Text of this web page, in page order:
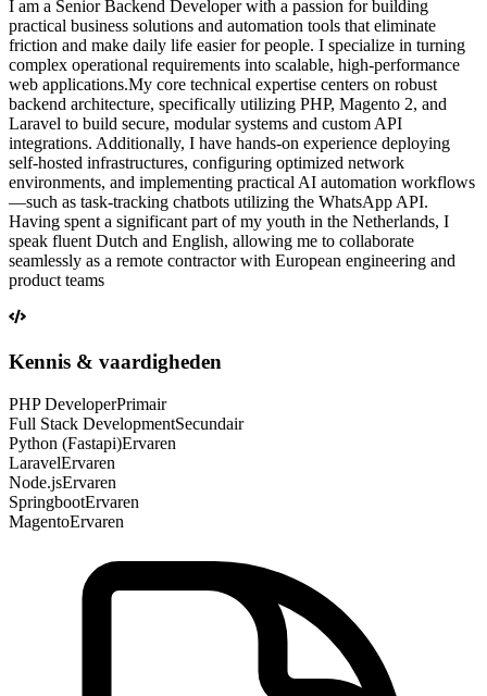
I am a Senior Backend Developer with a passion for building
practical business solutions and automation tools that eliminate
friction and make daily life easier for people. I specialize in turning
complex operational requirements into scalable, high-performance
web applications. ​My core technical expertise centers on robust
backend architecture, specifically utilizing PHP, Magento 2, and
Laravel to build secure, modular systems and custom API
integrations. Additionally, I have hands-on experience deploying
self-hosted infrastructures, configuring optimized network
environments, and implementing practical AI automation workflows
—such as task-tracking chatbots utilizing the WhatsApp API. ​
Having spent a significant part of my youth in the Netherlands, I
speak fluent Dutch and English, allowing me to collaborate
seamlessly as a remote contractor with European engineering and
product teams
Kennis & vaardigheden
PHP DeveloperPrimair
Full Stack DevelopmentSecundair
Python (Fastapi)Ervaren
LaravelErvaren
Node.jsErvaren
SpringbootErvaren
MagentoErvaren